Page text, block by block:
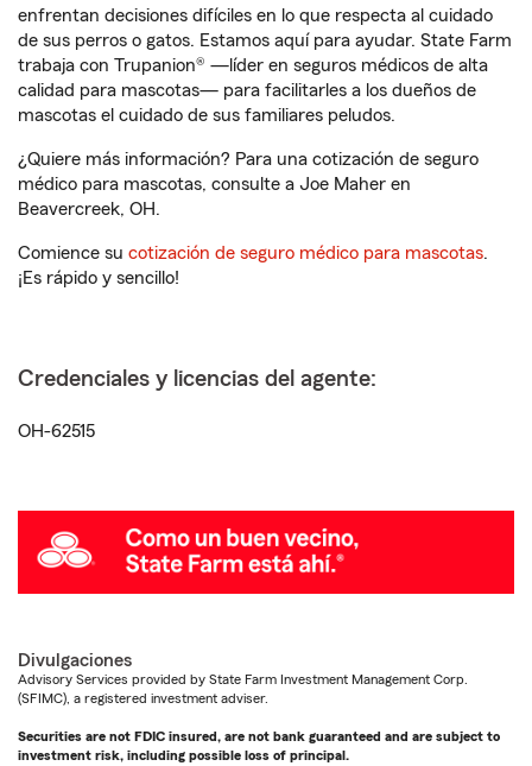
enfrentan decisiones difíciles en lo que respecta al cuidado
de sus perros o gatos. Estamos aquí para ayudar. State Farm
trabaja con Trupanion® —líder en seguros médicos de alta
calidad para mascotas— para facilitarles a los dueños de
mascotas el cuidado de sus familiares peludos.
¿Quiere más información? Para una cotización de seguro
médico para mascotas, consulte a Joe Maher en
Beavercreek, OH.
Comience su cotización de seguro médico para mascotas.
¡Es rápido y sencillo!
Credenciales y licencias del agente:
OH-62515
Divulgaciones
Advisory Services provided by State Farm Investment Management Corp.
(SFIMC), a registered investment adviser.
Securities are not FDIC insured, are not bank guaranteed and are subject to
investment risk, including possible loss of principal.